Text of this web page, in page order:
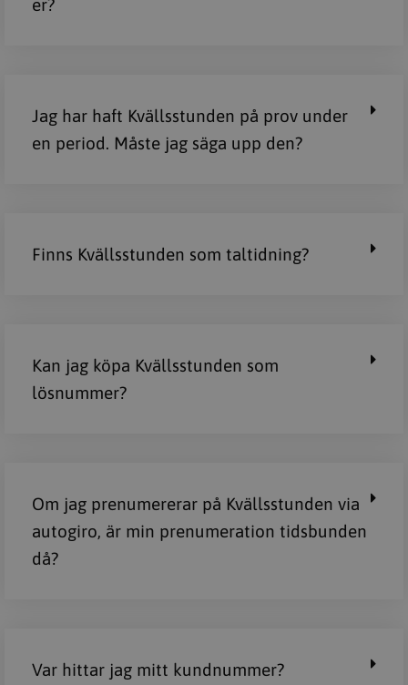
er?
Jag har haft Kvällsstunden på prov under
en period. Måste jag säga upp den?
Finns Kvällsstunden som taltidning?
Kan jag köpa Kvällsstunden som
lösnummer?
Om jag prenumererar på Kvällsstunden via
autogiro, är min prenumeration tidsbunden
då?
Var hittar jag mitt kundnummer?